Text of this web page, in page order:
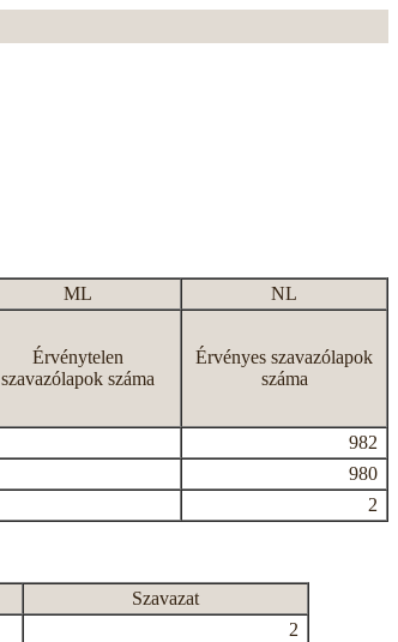
ML
NL
Érvénytelen
szavazólapok száma
Érvényes szavazólapok
száma
982
980
2
Szavazat
2